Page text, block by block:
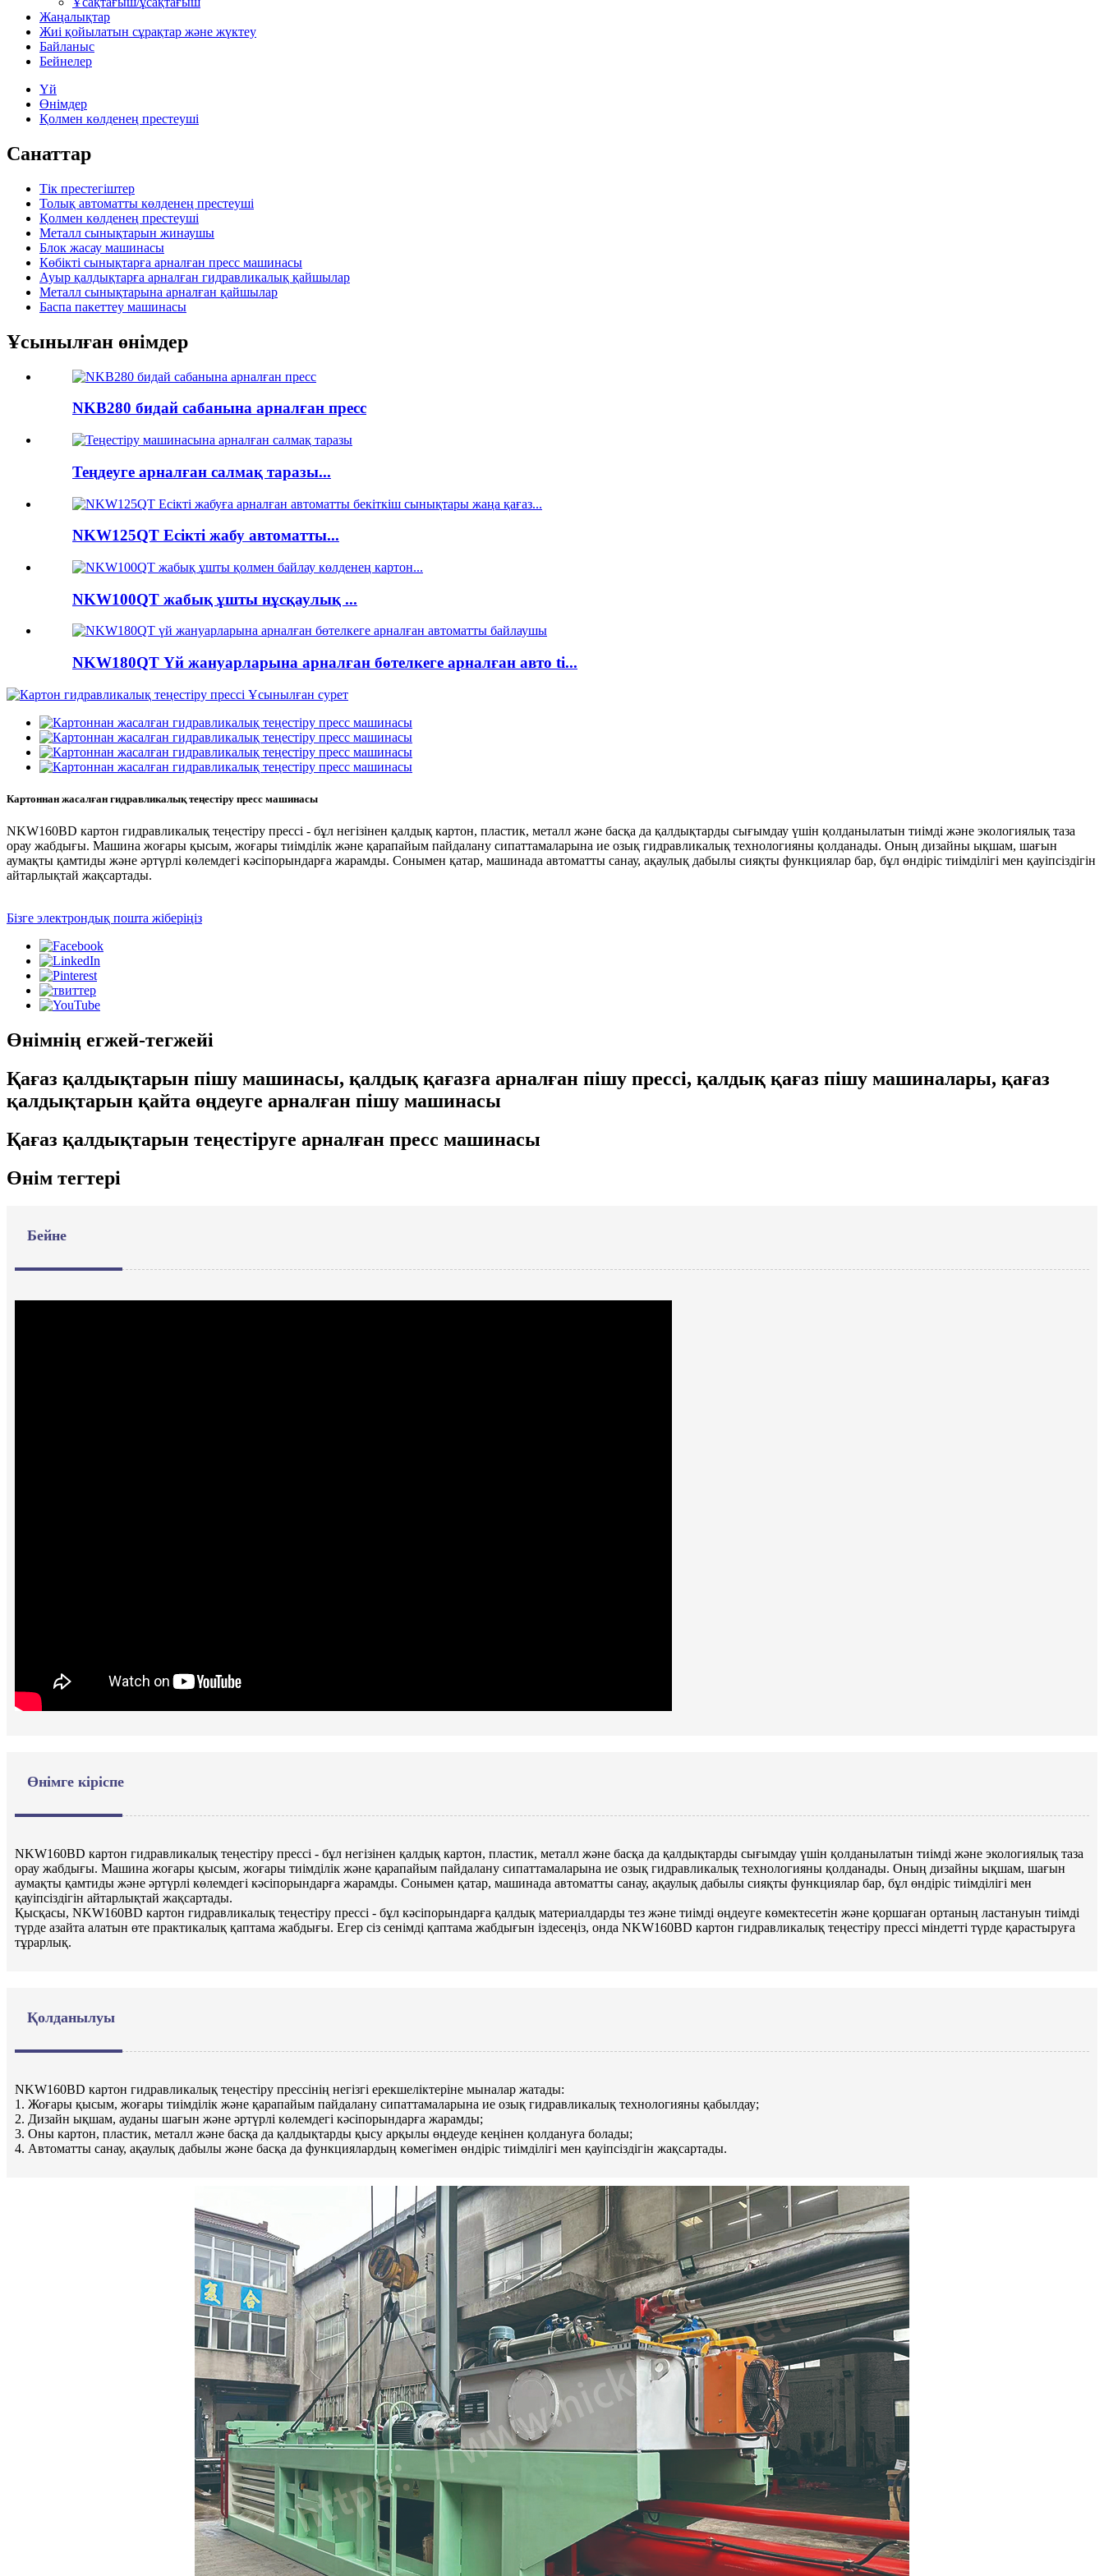
Жаңалықтар
Жиі қойылатын сұрақтар және жүктеу
Байланыс
Бейнелер
Үй
Өнімдер
Қолмен көлденең престеуші
Санаттар
Тік престегіштер
Толық автоматты көлденең престеуші
Қолмен көлденең престеуші
Металл сынықтарын жинаушы
Блок жасау машинасы
Көбікті сынықтарға арналған пресс машинасы
Ауыр қалдықтарға арналған гидравликалық қайшылар
Металл сынықтарына арналған қайшылар
Баспа пакеттеу машинасы
Ұсынылған өнімдер
NKB280 бидай сабанына арналған пресс
Теңдеуге арналған салмақ таразы...
NKW125QT Есікті жабу автоматты...
NKW100QT жабық ұшты нұсқаулық ...
NKW180QT Үй жануарларына арналған бөтелкеге ​​арналған авто ti...
Картоннан жасалған гидравликалық теңестіру пресс машинасы
NKW160BD картон гидравликалық теңестіру прессі - бұл негізінен қалдық картон, пластик, металл және басқа да қалдықтарды сығымдау үшін қолданылатын тиімді және экологиялық таза
орау жабдығы. Машина жоғары қысым, жоғары тиімділік және қарапайым пайдалану сипаттамаларына ие озық гидравликалық технологияны қолданады. Оның дизайны ықшам, шағын
аумақты қамтиды және әртүрлі көлемдегі кәсіпорындарға жарамды. Сонымен қатар, машинада автоматты санау, ақаулық дабылы сияқты функциялар бар, бұл өндіріс тиімділігі мен қауіпсіздігін
айтарлықтай жақсартады.
Бізге электрондық пошта жіберіңіз
Өнімнің егжей-тегжейі
Қағаз қалдықтарын пішу машинасы, қалдық қағазға арналған пішу прессі, қалдық қағаз пішу машиналары, қағаз
қалдықтарын қайта өңдеуге арналған пішу машинасы
Қағаз қалдықтарын теңестіруге арналған пресс машинасы
Өнім тегтері
Бейне
Өнімге кіріспе
NKW160BD картон гидравликалық теңестіру прессі - бұл негізінен қалдық картон, пластик, металл және басқа да қалдықтарды сығымдау үшін қолданылатын тиімді және экологиялық таза
орау жабдығы. Машина жоғары қысым, жоғары тиімділік және қарапайым пайдалану сипаттамаларына ие озық гидравликалық технологияны қолданады. Оның дизайны ықшам, шағын
аумақты қамтиды және әртүрлі көлемдегі кәсіпорындарға жарамды. Сонымен қатар, машинада автоматты санау, ақаулық дабылы сияқты функциялар бар, бұл өндіріс тиімділігі мен
қауіпсіздігін айтарлықтай жақсартады.
Қысқасы, NKW160BD картон гидравликалық теңестіру прессі - бұл кәсіпорындарға қалдық материалдарды тез және тиімді өңдеуге көмектесетін және қоршаған ортаның ластануын тиімді
түрде азайта алатын өте практикалық қаптама жабдығы. Егер сіз сенімді қаптама жабдығын іздесеңіз, онда NKW160BD картон гидравликалық теңестіру прессі міндетті түрде қарастыруға
тұрарлық.
Қолданылуы
NKW160BD картон гидравликалық теңестіру прессінің негізгі ерекшеліктеріне мыналар жатады:
1. Жоғары қысым, жоғары тиімділік және қарапайым пайдалану сипаттамаларына ие озық гидравликалық технологияны қабылдау;
2. Дизайн ықшам, ауданы шағын және әртүрлі көлемдегі кәсіпорындарға жарамды;
3. Оны картон, пластик, металл және басқа да қалдықтарды қысу арқылы өңдеуде кеңінен қолдануға болады;
4. Автоматты санау, ақаулық дабылы және басқа да функциялардың көмегімен өндіріс тиімділігі мен қауіпсіздігін жақсартады.